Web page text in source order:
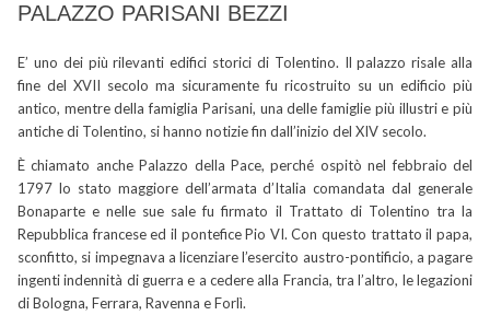
PALAZZO PARISANI BEZZI
E’ uno dei più rilevanti edifici storici di Tolentino. Il palazzo risale alla
fine del XVII secolo ma sicuramente fu ricostruito su un edificio più
antico, mentre della famiglia Parisani, una delle famiglie più illustri e più
antiche di Tolentino, si hanno notizie fin dall’inizio del XIV secolo.
È chiamato anche Palazzo della Pace, perché ospitò nel febbraio del
1797 lo stato maggiore dell’armata d’Italia comandata dal generale
Bonaparte e nelle sue sale fu firmato il Trattato di Tolentino tra la
Repubblica francese ed il pontefice Pio VI. Con questo trattato il papa,
sconfitto, si impegnava a licenziare l’esercito austro-pontificio, a pagare
ingenti indennità di guerra e a cedere alla Francia, tra l’altro, le legazioni
di Bologna, Ferrara, Ravenna e Forlì.